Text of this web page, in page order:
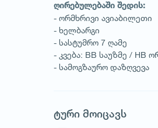
ღირებულებაში შედის:
- ორმხრივი ავიაბილეთი
- ხელბარგი
- სასტუმრო 7 ღამე
- კვება: BB საუზმე / HB
- სამოგზაურო დაზღვევა
ტური მოიცავს